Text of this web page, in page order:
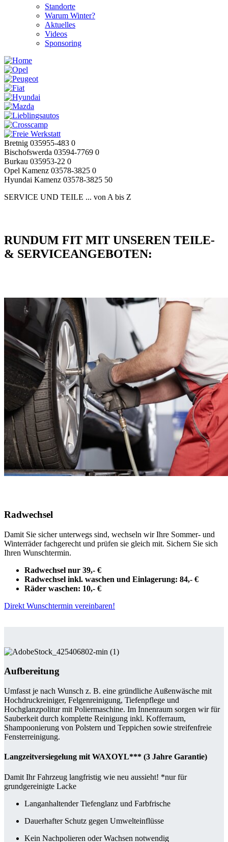
Standorte
Warum Winter?
Aktuelles
Videos
Sponsoring
Bretnig 035955-483 0
Bischofswerda 03594-7769 0
Burkau 035953-22 0
Opel Kamenz 03578-3825 0
Hyundai Kamenz 03578-3825 50
SERVICE UND TEILE ... von A bis Z
RUNDUM FIT MIT UNSEREN TEILE-
& SERVICEANGEBOTEN:
Radwechsel
Damit Sie sicher unterwegs sind, wechseln wir Ihre Sommer- und
Winterräder fachgerecht und prüfen sie gleich mit. Sichern Sie sich
Ihren Wunschtermin.
Radwechsel nur 39,- €
Radwechsel inkl. waschen und Einlagerung: 84,- €
Räder waschen: 10,- €
Direkt Wunschtermin vereinbaren!
Aufbereitung
Umfasst je nach Wunsch z. B. eine gründliche Außenwäsche mit
Hochdruckreiniger, Felgenreinigung, Tiefenpflege und
Hochglanzpolitur mit Poliermaschine. Im Innenraum sorgen wir für
Sauberkeit durch komplette Reinigung inkl. Kofferraum,
Shampoonierung von Polstern und Teppichen sowie streifenfreie
Fensterreinigung.
Langzeitversiegelung mit WAXOYL*** (3 Jahre Garantie)
Damit Ihr Fahrzeug langfristig wie neu aussieht! *nur für
grundgereinigte Lacke
Langanhaltender Tiefenglanz und Farbfrische
Dauerhafter Schutz gegen Umwelteinflüsse
Kein Nachpolieren oder Wachsen notwendig